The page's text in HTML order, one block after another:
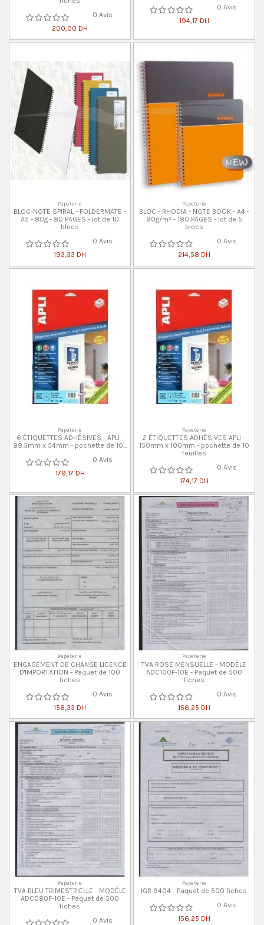
0 Avis
200,00 DH
0 Avis
194,17 DH
Papeterie
BLOC-NOTE SPIRAL - FOLDERMATE -
A5 - 80g - 80 PAGES - lot de 10
blocs
0 Avis
193,33 DH
Papeterie
BLOC - RHODIA - NOTE BOOK - A4 -
90g/m² - 180 PAGES - lot de 5
blocs
0 Avis
214,58 DH
Papeterie
6 ÉTIQUETTES ADHÉSIVES - APLI -
89.5mm x 54mm - pochette de 10...
0 Avis
179,17 DH
Papeterie
2 ÉTIQUETTES ADHÉSIVES APLI -
150mm x 100mm - pochette de 10
feuilles
0 Avis
174,17 DH
Papeterie
ENGAGEMENT DE CHANGE LICENCE
D'IMPORTATION - Paquet de 100
fiches
0 Avis
158,33 DH
Papeterie
TVA ROSE MENSUELLE - MODÈLE
ADC100F-10E - Paquet de 500
fiches
0 Avis
156,25 DH
Papeterie
TVA BLEU TRIMESTRIELLE - MODÈLE
ADC080F-10E - Paquet de 500
fiches
0 Avis
Papeterie
IGR 9404 - Paquet de 500 fiches
0 Avis
156,25 DH